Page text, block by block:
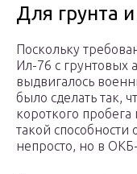
Для грунта
Поскольку
Ил-76 с грунтовых
выдвигалось
было сделать так,
короткого пробега
такой
непросто, но в